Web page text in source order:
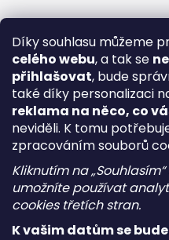
Díky souhlasu můžeme
celého webu, a tak se
přihlašovat, bude
také díky personalizaci
reklama na něco, co
neviděli. K tomu
zpracováním souborů
Kliknutím na
umožníte používat
cookies třetích stran.
K vašim datům se